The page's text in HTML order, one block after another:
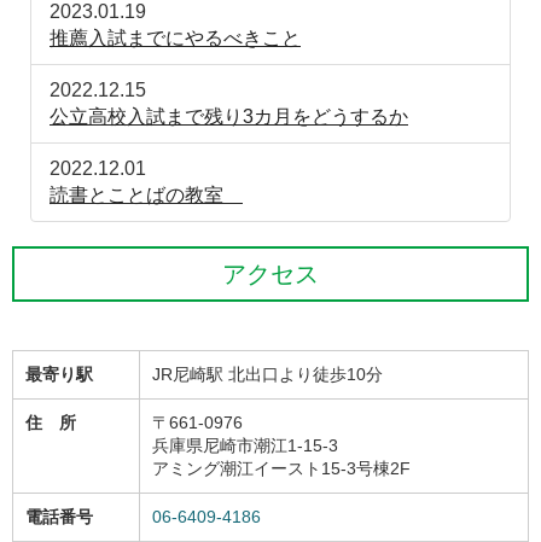
2023.01.19
推薦入試までにやるべきこと
2022.12.15
公立高校入試まで残り3カ月をどうするか
2022.12.01
読書とことばの教室
アクセス
最寄り駅 JR尼崎駅 北出口より徒歩10分
住 所
〒661-0976
兵庫県尼崎市潮江1-15-3
アミング潮江イースト15-3号棟2F
電話番号 06-6409-4186